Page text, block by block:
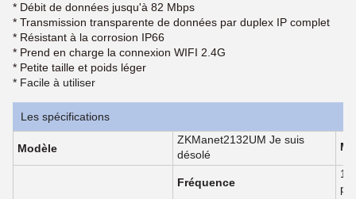
* Débit de données jusqu'à 82 Mbps
* Transmission transparente de données par duplex IP complet
* Résistant à la corrosion IP66
* Prend en charge la connexion WIFI 2.4G
* Petite taille et poids léger
* Facile à utiliser
Les spécifications
Modèle
ZKManet2132UM Je suis
désolé
Fréquence